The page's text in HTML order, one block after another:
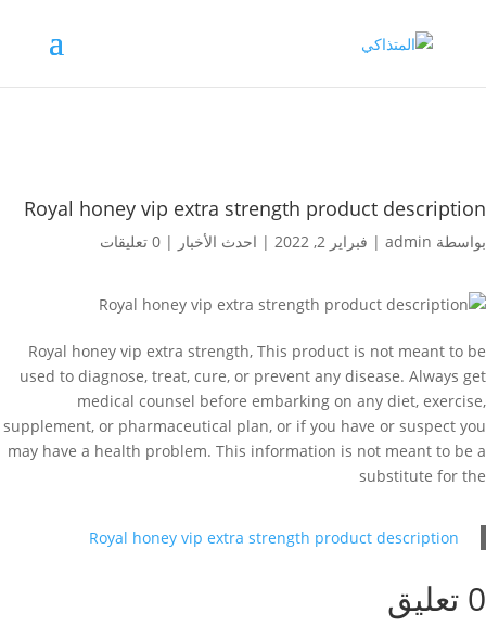
Royal honey vip extra strength product description
بواسطة admin
| فبراير 2, 2022 | احدث الأخبار | 0 تعليقات
Royal honey vip extra strength, This product is not meant to be
used to diagnose, treat, cure, or prevent any disease. Always get
medical counsel before embarking on any diet, exercise,
supplement, or pharmaceutical plan, or if you have or suspect you
may have a health problem. This information is not meant to be a
substitute for the
Royal honey vip extra strength product description
0 تعليق